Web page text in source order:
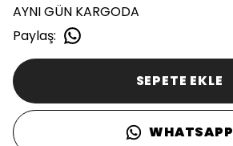
AYNI GÜN KARGODA
Paylaş:
SEPETE EKLE
WHATSAPP